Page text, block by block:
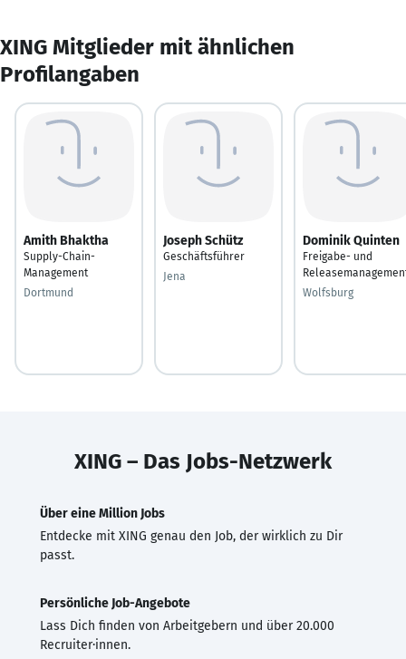
XING Mitglieder mit ähnlichen
Profilangaben
Amith Bhaktha
Supply-Chain-
Management
Dortmund
Joseph Schütz
Geschäftsführer
Jena
Dominik Quinten
Freigabe- und
Wolfsburg
XING – Das Jobs-Netzwerk
Über eine Million Jobs
Entdecke mit XING genau den Job, der wirklich zu Dir
passt.
Persönliche Job-Angebote
Lass Dich finden von Arbeitgebern und über 20.000
Recruiter·innen.